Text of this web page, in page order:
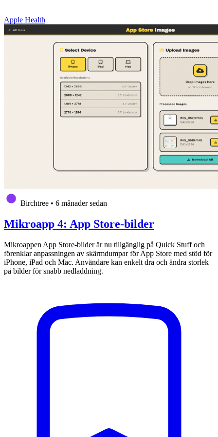
Apple Health
Birchtree • 6 månader sedan
Mikroapp 4: App Store-bilder
Mikroappen App Store-bilder är nu tillgänglig på Quick Stuff och
förenklar anpassningen av skärmdumpar för App Store med stöd för
iPhone, iPad och Mac. Användare kan enkelt dra och ändra storlek
på bilder för snabb nedladdning.